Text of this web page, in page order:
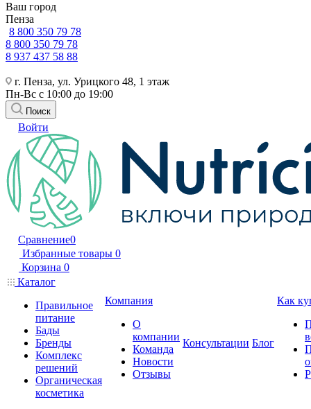
Ваш город
Пенза
8 800 350 79 78
8 800 350 79 78
8 937 437 58 88
г. Пенза, ул. Урицкого 48, 1 этаж
Пн-Вс с 10:00 до 19:00
Поиск
Войти
Сравнение0
Избранные товары 0
Корзина 0
Каталог
Правильное
питание
Бады
Бренды
Комплекс
решений
Органическая
косметика
Компания
О
компании
Команда
Новости
Отзывы
Консультации Блог
Как